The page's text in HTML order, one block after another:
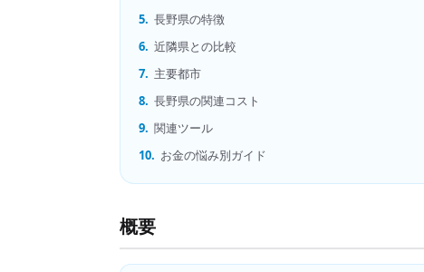
5. 長野県の特徴
6. 近隣県との比較
7. 主要都市
8. 長野県の関連コスト
9. 関連ツール
10. お金の悩み別ガイド
概要